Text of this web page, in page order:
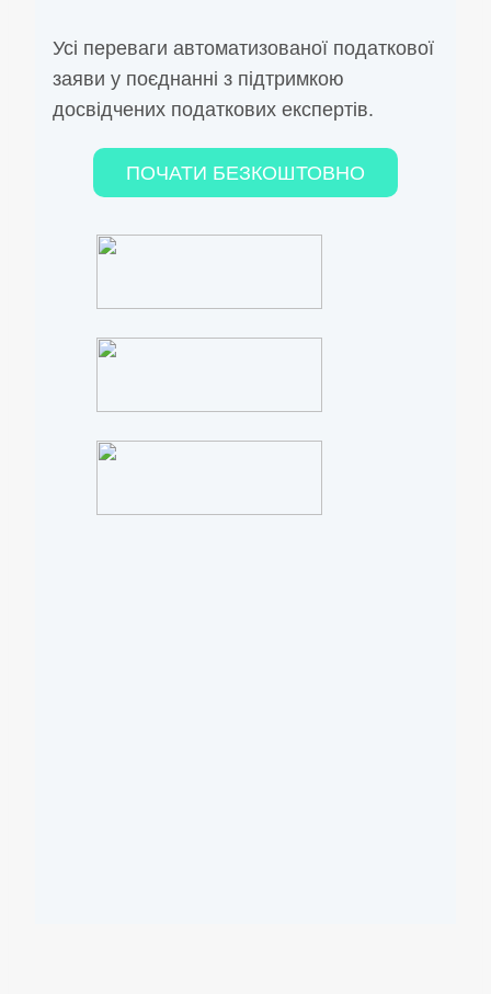
Усі переваги автоматизованої податкової
заяви у поєднанні з підтримкою
досвідчених податкових експертів.
ПОЧАТИ БЕЗКОШТОВНО